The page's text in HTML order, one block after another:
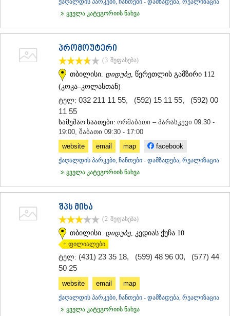
ᲒᲝᲠᲘ
ᲥᲐᲠᲔᲚᲘ
ᲮᲐᲨᲣᲠᲘ
ქაღალდის პარკები, ჩანთები - დამზადება, რეალიზაცია
ყველა კატეგორიის ნახვა
პრომოუტერი
(3 შეფასება)
თბილისი. დიდუბე , წერეთლის გამზირი 112
(კოკა–კოლასთან)
ტელ: 032 211 11 55, (592) 15 11 55, (592) 00
11 55
სამუშაო საათები: ორშაბათი – პარასკევი 09:30 -
19:00, შაბათი 09:30 - 17:00
website
email map facebook
ქაღალდის პარკები, ჩანთები - დამზადება, რეალიზაცია
ყველა კატეგორიის ნახვა
შპს მიხა
(2 შეფასება)
თბილისი. დიდუბე , კედიას ქუჩა 10
+ ფილიალები
ტელ: (431) 23 35 18, (599) 48 96 00, (577) 44
50 25
website email map
ქაღალდის პარკები, ჩანთები - დამზადება, რეალიზაცია
ყველა კატეგორიის ნახვა